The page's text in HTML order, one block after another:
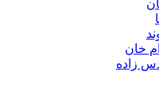
خان
زاده